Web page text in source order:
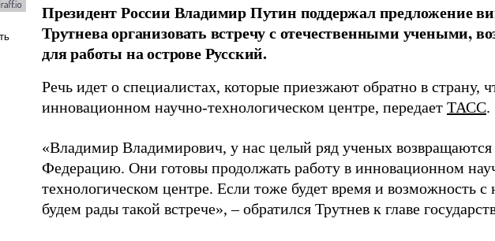
Президент России Владимир Путин поддержал предложение
Трутнева организовать встречу с отечественными учеными,
для работы на острове Русский.
Речь идет о специалистах, которые приезжают обратно в страну,
инновационном научно-технологическом центре, передает ТАСС.
«Владимир Владимирович, у нас целый ряд ученых
Федерацию. Они готовы продолжать работу в инновационном
технологическом центре. Если тоже будет время и возможность с
будем рады такой встрече», – обратился Трутнев к главе